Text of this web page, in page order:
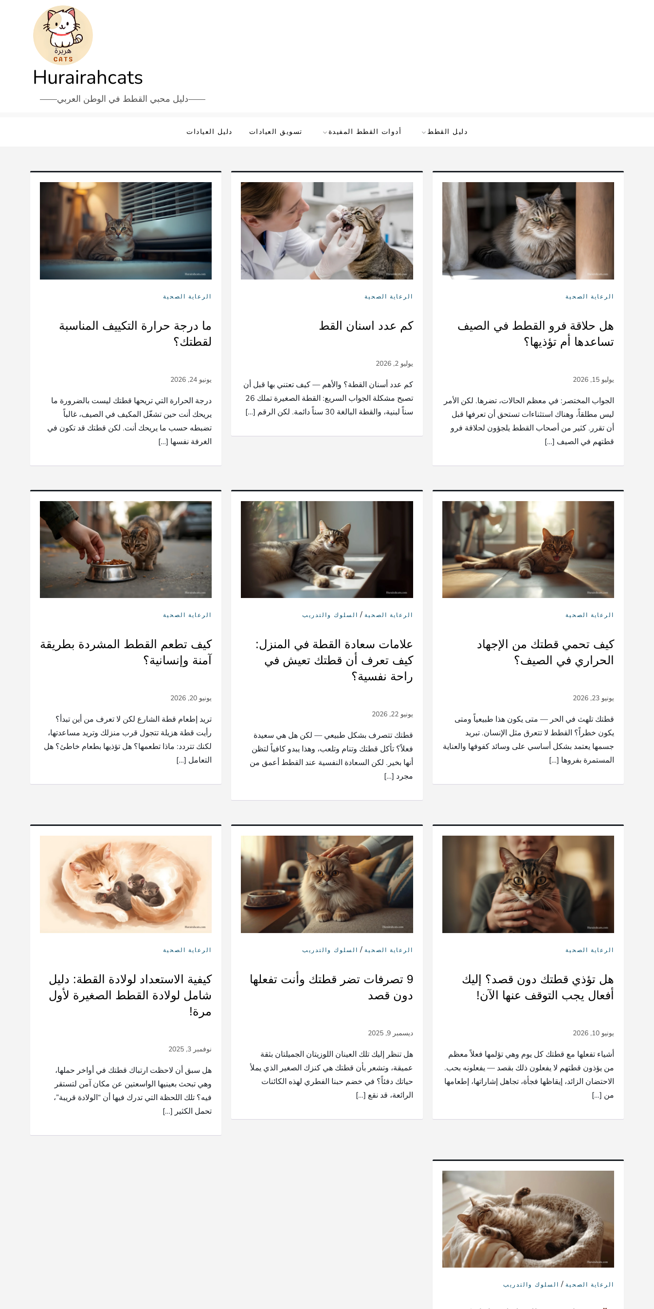
Hurairahcats
دليل محبي القطط في الوطن العربي
دليل القطط أدوات القطط المفيدة تسويق العيادات دليل العيادات
الرعاية الصحية
هل حلاقة فرو القطط في الصيف
تساعدها أم تؤذيها؟
الجواب المختصر: في معظم الحالات، تضرها. لكن الأمر
ليس مطلقاً، وهناك استثناءات تستحق أن تعرفها قبل
أن تقرر. كثير من أصحاب القطط يلجؤون لحلاقة فرو
قطتهم في الصيف […]
الرعاية الصحية
كم عدد اسنان القط
كم عدد أسنان القطة؟ والأهم — كيف تعتني بها قبل أن
تصبح مشكلة الجواب السريع: القطة الصغيرة تملك 26
سناً لبنية، والقطة البالغة 30 سناً دائمة. لكن الرقم […]
الرعاية الصحية
ما درجة حرارة التكييف المناسبة
لقطتك؟
درجة الحرارة التي تريحها قطتك ليست بالضرورة ما
يريحك أنت حين تشغّل المكيف في الصيف، غالباً
تضبطه حسب ما يريحك أنت. لكن قطتك قد تكون في
الغرفة نفسها […]
الرعاية الصحية
كيف تحمي قطتك من الإجهاد
الحراري في الصيف؟
قطتك تلهث في الحر — متى يكون هذا طبيعياً ومتى
يكون خطراً؟ القطط لا تتعرق مثل الإنسان. تبريد
جسمها يعتمد بشكل أساسي على وسائد كفوفها والعناية
المستمرة بفروها […]
الرعاية الصحية / السلوك والتدريب
علامات سعادة القطة في المنزل:
كيف تعرف أن قطتك تعيش في
راحة نفسية؟
قطتك تتصرف بشكل طبيعي — لكن هل هي سعيدة
فعلاً؟ تأكل قطتك وتنام وتلعب، وهذا يبدو كافياً لتظن
أنها بخير. لكن السعادة النفسية عند القطط أعمق من
مجرد […]
الرعاية الصحية
كيف تطعم القطط المشردة بطريقة
آمنة وإنسانية؟
تريد إطعام قطة الشارع لكن لا تعرف من أين تبدأ؟
رأيت قطة هزيلة تتجول قرب منزلك وتريد مساعدتها،
لكنك تتردد: ماذا تطعمها؟ هل تؤذيها بطعام خاطئ؟ هل
التعامل […]
الرعاية الصحية
هل تؤذي قطتك دون قصد؟ إليك
أفعال يجب التوقف عنها الآن!
أشياء تفعلها مع قطتك كل يوم وهي تؤلمها فعلاً معظم
من يؤذون قطتهم لا يفعلون ذلك بقصد — يفعلونه بحب.
الاحتضان الزائد، إيقاظها فجأة، تجاهل إشاراتها، إطعامها
من […]
الرعاية الصحية / السلوك والتدريب
9 تصرفات تضر قطتك وأنت تفعلها
دون قصد
هل تنظر إليك تلك العينان اللوزيتان الجميلتان بثقة
عميقة، وتشعر بأن قطتك هي كنزك الصغير الذي يملأ
حياتك دفئاً؟ في خضم حبنا الفطري لهذه الكائنات
الرائعة، قد نقع […]
الرعاية الصحية
كيفية الاستعداد لولادة القطة: دليل
شامل لولادة القطط الصغيرة لأول
مرة!
هل سبق أن لاحظت ارتباك قطتك في أواخر حملها،
وهي تبحث بعينيها الواسعتين عن مكان آمن لتستقر
فيه؟ تلك اللحظة التي تدرك فيها أن “الولادة قريبة”،
تحمل الكثير […]
الرعاية الصحية / السلوك والتدريب